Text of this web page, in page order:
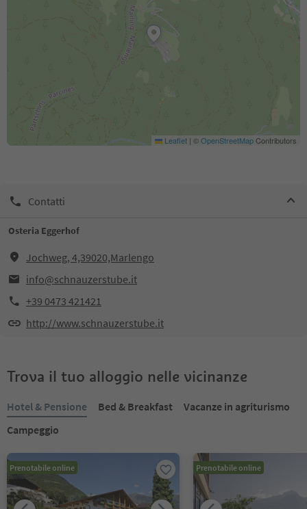
Leaflet | ©OpenStreetMapContributors
Contatti
Osteria Eggerhof
Jochweg, 4,39020,Marlengo
info@schnauzerstube.it
+39 0473 421421
http://www.schnauzerstube.it
Trova il tuo alloggio nelle vicinanze
Hotel & Pensione Bed & Breakfast
Vacanze in agriturismo
Campeggio
Prenotabile online Prenotabile online